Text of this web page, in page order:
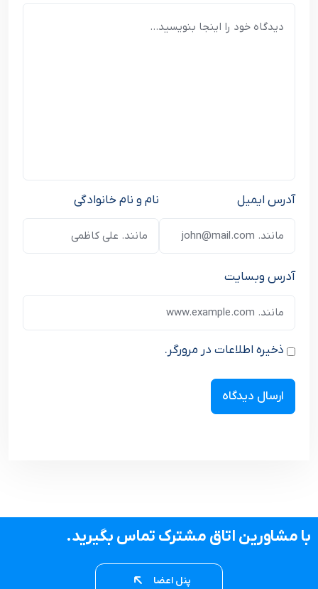
نام و نام خانوادگی آدرس ایمیل
آدرس وبسایت
ذخیره اطلاعات در مرورگر.
با مشاورین اتاق مشترک تماس بگیرید.
پنل اعضا